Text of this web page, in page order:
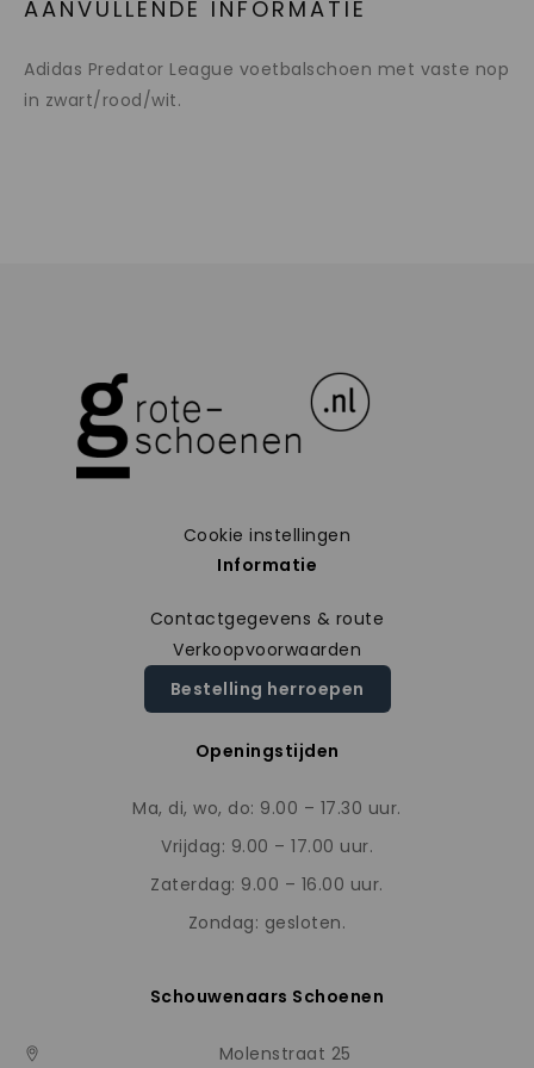
AANVULLENDE INFORMATIE
Adidas Predator League voetbalschoen met vaste nop
in zwart/rood/wit.
Cookie instellingen
Informatie
Contactgegevens & route
Verkoopvoorwaarden
Bestelling herroepen
Openingstijden
Ma, di, wo, do: 9.00 – 17.30 uur.
Vrijdag: 9.00 – 17.00 uur.
Zaterdag: 9.00 – 16.00 uur.
Zondag: gesloten.
Schouwenaars Schoenen
Molenstraat 25